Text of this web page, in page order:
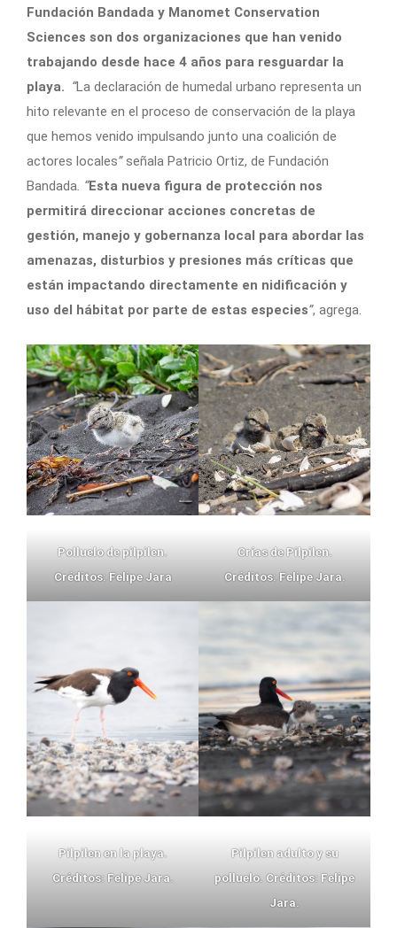
Fundación Bandada y Manomet Conservation
Sciences son dos organizaciones que han venido
trabajando desde hace 4 años para resguardar la
playa. “La declaración de humedal urbano representa un
hito relevante en el proceso de conservación de la playa
que hemos venido impulsando junto una coalición de
actores locales”señala Patricio Ortiz, de Fundación
Bandada. “Esta nueva figura de protección nos
permitirá direccionar acciones concretas de
gestión, manejo y gobernanza local para abordar las
amenazas, disturbios y presiones más críticas que
están impactando directamente en nidificación y
uso del hábitat por parte de estas especies”, agrega.
Polluelo de pilpilen.
Créditos: Felipe Jara
Crías de Pilpilen.
Créditos: Felipe Jara.
Pilpilen en la playa.
Créditos: Felipe Jara.
Pilpilen adulto y su
polluelo. Créditos: Felipe
Jara.